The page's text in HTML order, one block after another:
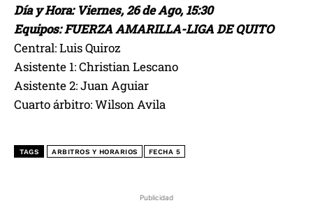
Publicidad
Día y Hora: Viernes, 26 de Ago, 15:30
Equipos: FUERZA AMARILLA-LIGA DE QUITO
Central: Luis Quiroz
Asistente 1: Christian Lescano
Asistente 2: Juan Aguiar
Cuarto árbitro: Wilson Avila
TAGS ARBITROS Y HORARIOS FECHA 5